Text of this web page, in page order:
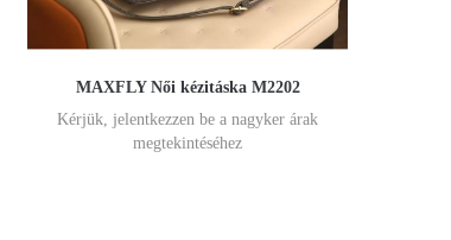
MAXFLY Női kézitáska M2202
Kérjük, jelentkezzen be a nagyker árak
megtekintéséhez